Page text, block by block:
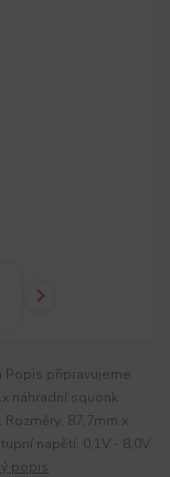
Popis připravujeme
náhradní squonk
87,7mm x
napětí: 0,1V - 8,0V
popis